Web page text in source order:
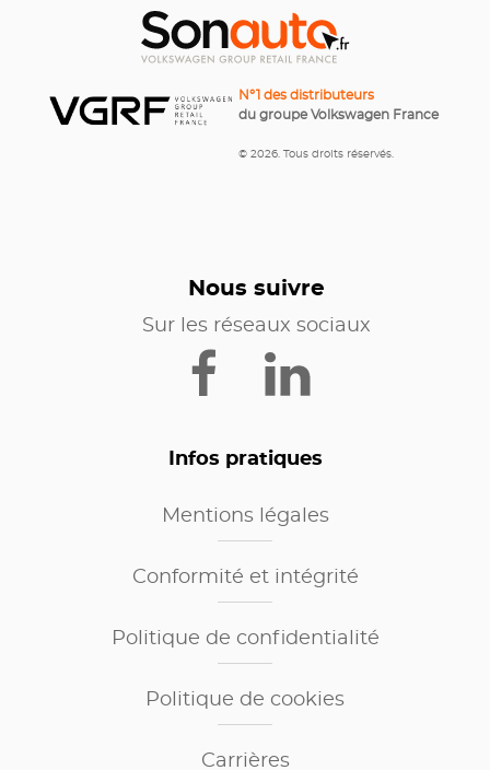
N°1 des distributeurs
du groupe Volkswagen France
© 2026. Tous droits réservés.
Nous suivre
Sur les réseaux sociaux
Infos pratiques
Mentions légales
Conformité et intégrité
Politique de confidentialité
Politique de cookies
Carrières